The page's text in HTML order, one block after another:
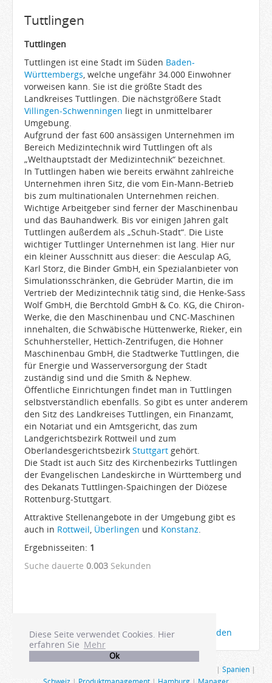
Diese Seite verwendet Cookies. Hier
erfahren Sie Mehr
Ok
Tuttlingen
Tuttlingen
Tuttlingen ist eine Stadt im Süden Baden-
Württembergs, welche ungefähr 34.000 Einwohner
vorweisen kann. Sie ist die größte Stadt des
Landkreises Tuttlingen. Die nächstgrößere Stadt
Villingen-Schwenningen liegt in unmittelbarer
Umgebung.
Aufgrund der fast 600 ansässigen Unternehmen im
Bereich Medizintechnik wird Tuttlingen oft als
„Welthauptstadt der Medizintechnik“ bezeichnet.
In Tuttlingen haben wie bereits erwähnt zahlreiche
Unternehmen ihren Sitz, die vom Ein-Mann-Betrieb
bis zum multinationalen Unternehmen reichen.
Wichtige Arbeitgeber sind ferner der Maschinenbau
und das Bauhandwerk. Bis vor einigen Jahren galt
Tuttlingen außerdem als „Schuh-Stadt“. Die Liste
wichtiger Tuttlinger Unternehmen ist lang. Hier nur
ein kleiner Ausschnitt aus dieser: die Aesculap AG,
Karl Storz, die Binder GmbH, ein Spezialanbieter von
Simulationsschränken, die Gebrüder Martin, die im
Vertrieb der Medizintechnik tätig sind, die Henke-Sass
Wolf GmbH, die Berchtold GmbH & Co. KG, die Chiron-
Werke, die den Maschinenbau und CNC-Maschinen
innehalten, die Schwäbische Hüttenwerke, Rieker, ein
Schuhhersteller, Hettich-Zentrifugen, die Hohner
Maschinenbau GmbH, die Stadtwerke Tuttlingen, die
für Energie und Wasserversorgung der Stadt
zuständig sind und die Smith & Nephew.
Öffentliche Einrichtungen findet man in Tuttlingen
selbstverständlich ebenfalls. So gibt es unter anderem
den Sitz des Landkreises Tuttlingen, ein Finanzamt,
ein Notariat und ein Amtsgericht, das zum
Landgerichtsbezirk Rottweil und zum
Oberlandesgerichtsbezirk Stuttgart gehört.
Die Stadt ist auch Sitz des Kirchenbezirks Tuttlingen
der Evangelischen Landeskirche in Württemberg und
des Dekanats Tuttlingen-Spaichingen der Diözese
Rottenburg-Stuttgart.
Attraktive Stellenangebote in der Umgebung gibt es
auch in Rottweil, Überlingen und Konstanz.
Ergebnisseiten: 1
Suche dauerte 0.003 Sekunden
Die Anzeigen Ihrer Firma bei Joboter anmelden
| Spanien|